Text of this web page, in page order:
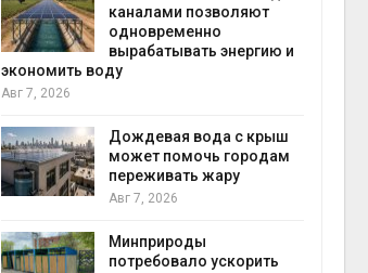
каналами позволяют
одновременно
вырабатывать энергию и
экономить воду
Авг 7, 2026
Дождевая вода с крыш
может помочь городам
переживать жару
Авг 7, 2026
Минприроды
потребовало ускорить